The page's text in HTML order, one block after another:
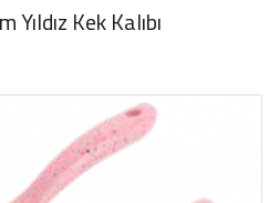
Yıldız Kek Kalıbı